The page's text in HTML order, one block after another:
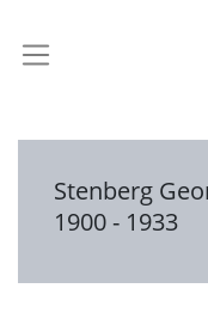
Stenberg
1900 - 1933